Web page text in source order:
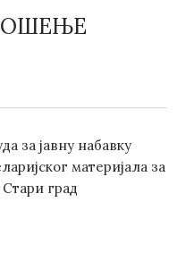
за јавну набавку
материјала за
град